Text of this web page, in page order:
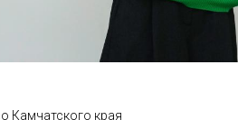
Камчатского края